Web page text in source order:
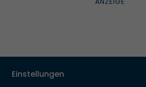
Einstellungen